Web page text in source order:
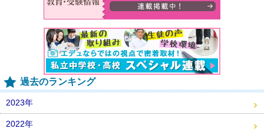
過去のランキング
2023年
2022年